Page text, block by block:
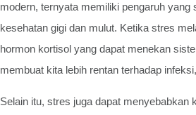
modern, ternyata memiliki pengaruh yang
kesehatan gigi dan mulut. Ketika stres
hormon kortisol yang dapat menekan
membuat kita lebih rentan terhadap
Selain itu, stres juga dapat menyebabkan